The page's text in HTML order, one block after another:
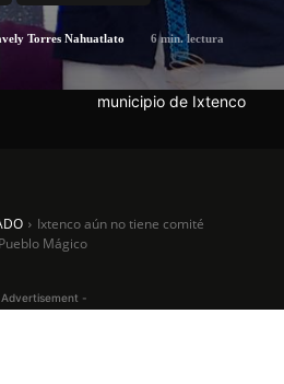
municipio de Ixtenco
Torres Nahuatlato 6min. lectura
Ixtenco aún no tiene comité
Mágico
-